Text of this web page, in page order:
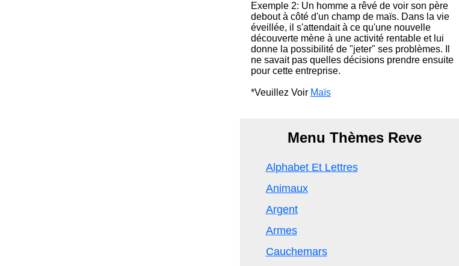
Exemple 2: Un homme a rêvé de voir son père
debout à côté d'un champ de maïs. Dans la vie
éveillée, il s'attendait à ce qu'une nouvelle
découverte mène à une activité rentable et lui
donne la possibilité de "jeter" ses problèmes. Il
ne savait pas quelles décisions prendre ensuite
pour cette entreprise.
*Veuillez Voir Maïs
Menu Thèmes Reve
Alphabet Et Lettres
Animaux
Argent
Armes
Cauchemars